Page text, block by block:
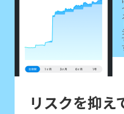
リスクを抑え